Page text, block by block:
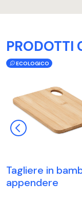
PRODOTTI
ECOLOGICO
Tagliere in
appendere